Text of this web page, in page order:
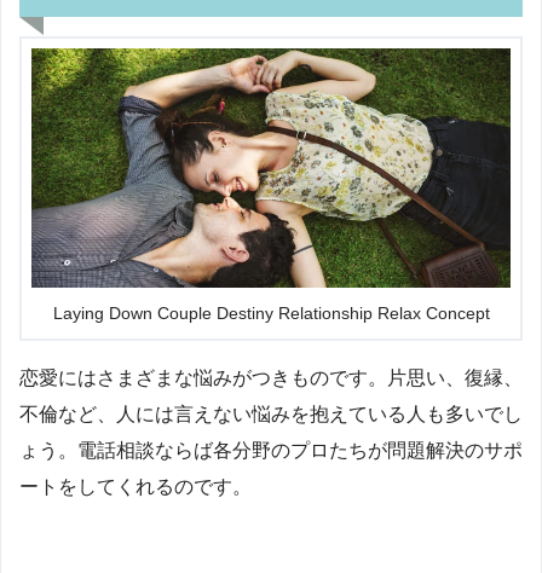
Laying Down Couple Destiny Relationship Relax Concept
恋愛にはさまざまな悩みがつきものです。片思い、復縁、
不倫など、人には言えない悩みを抱えている人も多いでし
ょう。電話相談ならば各分野のプロたちが問題解決のサポ
ートをしてくれるのです。